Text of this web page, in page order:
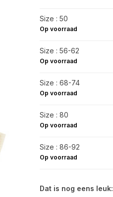
Size : 50
Op voorraad
Size : 56-62
Op voorraad
Size : 68-74
Op voorraad
Size : 80
Op voorraad
Size : 86-92
Op voorraad
Dat is nog eens leuk: